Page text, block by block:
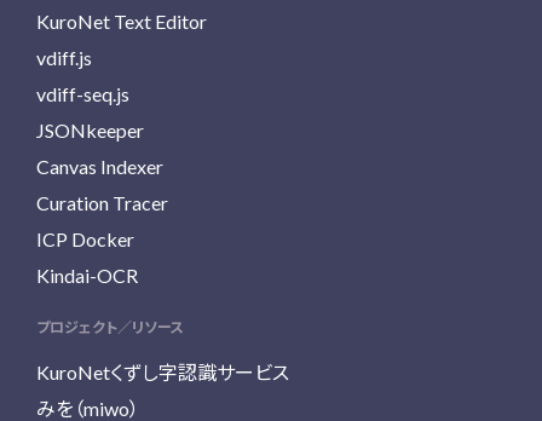
KuroNet Text Editor
vdiff.js
vdiff-seq.js
JSONkeeper
Canvas Indexer
Curation Tracer
ICP Docker
Kindai-OCR
プロジェクト／リソース
KuroNetくずし字認識サービス
みを（miwo）